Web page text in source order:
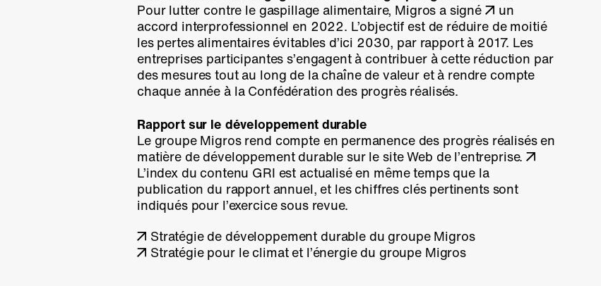
Pour lutter contre le gaspillage alimentaire, Migros a signé
un
accord interprofessionnel en 2022. L’objectif est de réduire de moitié
les pertes alimentaires évitables d’ici 2030, par rapport à 2017. Les
entreprises participantes s’engagent à contribuer à cette réduction par
des mesures tout au long de la chaîne de valeur et à rendre compte
chaque année à la Confédération des progrès réalisés.
Rapport sur le développement durable
Le groupe Migros rend compte en permanence des progrès réalisés en
matière de développement durable sur le site Web de l’entreprise.
L’index du contenu GRI est actualisé en même temps que la
publication du rapport annuel, et les chiffres clés pertinents sont
indiqués pour l’exercice sous revue.
Stratégie de développement durable du groupe Migros
Stratégie pour le climat et l’énergie du groupe Migros